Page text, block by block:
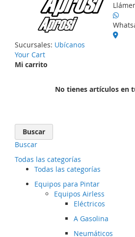
Sucursales: Ubícanos
Your Cart
Mi carrito
No tienes artículos en
Buscar
Buscar
Todas las categorías
Todas las categorías
Equipos para Pintar
Equipos Airless
Eléctricos
A Gasolina
Neumáticos